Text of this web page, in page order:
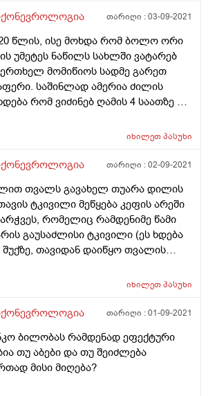
თითქოს არაფერი მაგრამ
ვარ. თითქოს გამოფხიზლება
ვფხიზლდები. გთხოვთ რამე
და წამლებს სვამდა, ექიმმა
რამე გამომეპაროს და თუ რამეა
პატარა რომ ვიყავი ხშირი
ფიზიკური ძალადობა და შეიძლება
ზემოქმედება მაგრამ თქვენ
მირჩევთ მაინტერესებს, ან
აქვს, მადლობა წინასწარ.
თარიღი :03-09-2021
წლის, ისე მოხდა რომ ბოლო ორი
უმეტეს ნაწილს სახლში ვატარებ
მომიწიოს სადმე გარეთ
საშინლად ამერია ძილის
რომ ვიძინებ ღამის 4 საათზე და
ერთი თვეა დამეწყო პანიკური
მტკივდება საშინელი შიში და
ცუდად. ეს ყველაფერი
ღამეს ძილის წინ ან როცა ვერ
დროს ვათენებ ხოლმე შიშით და
მეძინება ვითიშები სადღაც
ამისთვის რამენაირად რომ
კიდეც იმ მომენტში ეს სიმპტომები
გზა არ არის. გთხოვთ
რა შეიძლება გავაკეთო
ეს პანიკური შეტევები იმიტომ რომ
დაღამებისაც კი მეშინია იმის შიშით
შეტევა არ დამეწყოს, მითხარით ან
იხილეთპასუხი
თარიღი :02-09-2021
თვალს გავახელ თუარა დილის
ტკივილი მეწყება კეფის არეში
რამდენიმე წამი
გაუსაძლისი ტკივილი (ეს ხდება
თავიდან დაიწყო თვალის
გრძელდება) რა შეიძლება ოყოს ან
იხილეთპასუხი
თარიღი :01-09-2021
თუ აბები და თუ შეიძლება
მისი მიღება?